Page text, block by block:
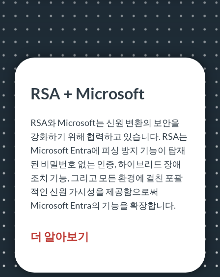
RSA + Microsoft
RSA와 Microsoft는 신원 변환의 보안을
강화하기 위해 협력하고 있습니다. RSA는
Microsoft Entra에 피싱 방지 기능이 탑재
된 비밀번호 없는 인증, 하이브리드 장애
조치 기능, 그리고 모든 환경에 걸친 포괄
적인 신원 가시성을 제공함으로써
Microsoft Entra의 기능을 확장합니다.
더 알아보기